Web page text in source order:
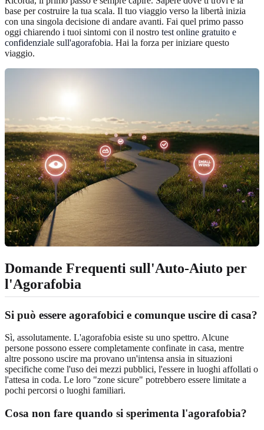
base per costruire la tua scala. Il tuo viaggio verso la libertà inizia
con una singola decisione di andare avanti. Fai quel primo passo
oggi chiarendo i tuoi sintomi con il nostro test online gratuito e
confidenziale sull'agorafobia. Hai la forza per iniziare questo
viaggio.
Domande Frequenti sull'Auto-Aiuto per
l'Agorafobia
Si può essere agorafobici e comunque uscire di casa?
Sì, assolutamente. L'agorafobia esiste su uno spettro. Alcune
persone possono essere completamente confinate in casa, mentre
altre possono uscire ma provano un'intensa ansia in situazioni
specifiche come l'uso dei mezzi pubblici, l'essere in luoghi affollati o
l'attesa in coda. Le loro "zone sicure" potrebbero essere limitate a
pochi percorsi o luoghi familiari.
Cosa non fare quando si sperimenta l'agorafobia?